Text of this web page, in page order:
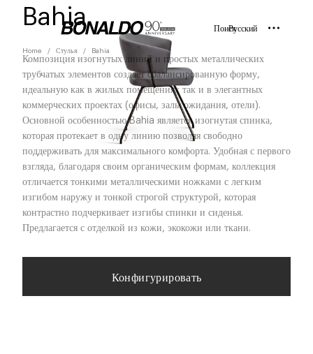
ПоискРусский
Home Стулья Bahia
Bahia
Композиция изогнутых линий и простых металлических
трубчатых элементов создает сбалансированную форму,
идеальную как в жилых помещениях так и в элегантных
коммерческих проектах (офисы, залы ожидания, отели).
Основной особенностью Bahia является изогнутая спинка,
которая протекает в одну линию позволяя свободно
поддерживать для максимального комфорта. Удобная с первого
взгляда, благодаря своим органическим формам, коллекция
отличается тонкими металлическими ножками с легким
изгибом наружу и тонкой строгой структурой, которая
контрастно подчеркивает изгибы спинки и сиденья.
Предлагается с отделкой из кожи, экокожи или ткани.
Конфигурировать